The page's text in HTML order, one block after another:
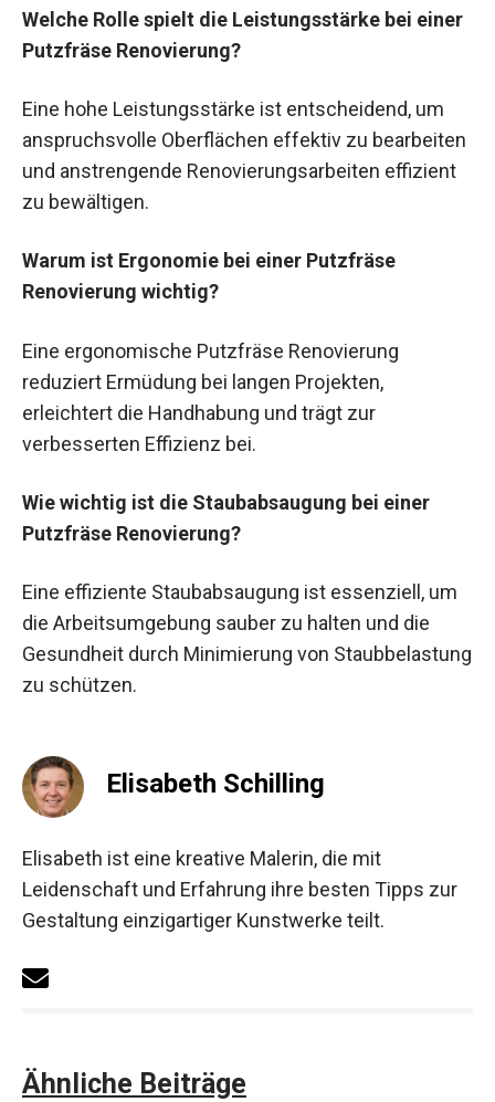
Welche Rolle spielt die Leistungsstärke bei einer
Putzfräse Renovierung?
Eine hohe Leistungsstärke ist entscheidend, um
anspruchsvolle Oberflächen effektiv zu bearbeiten
und anstrengende Renovierungsarbeiten effizient
zu bewältigen.
Warum ist Ergonomie bei einer Putzfräse
Renovierung wichtig?
Eine ergonomische Putzfräse Renovierung
reduziert Ermüdung bei langen Projekten,
erleichtert die Handhabung und trägt zur
verbesserten Effizienz bei.
Wie wichtig ist die Staubabsaugung bei einer
Putzfräse Renovierung?
Eine effiziente Staubabsaugung ist essenziell, um
die Arbeitsumgebung sauber zu halten und die
Gesundheit durch Minimierung von Staubbelastung
zu schützen.
Elisabeth Schilling
Elisabeth ist eine kreative Malerin, die mit
Leidenschaft und Erfahrung ihre besten Tipps zur
Gestaltung einzigartiger Kunstwerke teilt.
Ähnliche Beiträge